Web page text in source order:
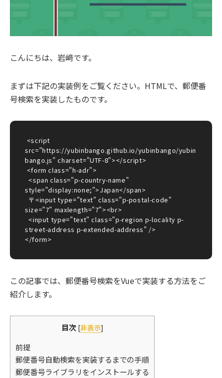
こんにちは、岩﨑です。
まずは下記の実装例をご覧ください。HTMLで、郵便番
号検索を実装したものです。
src="https://yubinbango.github.io/yubinbango/yubin
bango.js" charset="UTF-8"></script>
style="display:none;">Japan</span>
size="7" maxlength="7"><br>
street-address p-extended-address" />
</form>
この記事では、郵便番号検索をVueで実装する方法をご
紹介します。
目次 [非表示]
前提
郵便番号自動検索を実装するまでの手順
郵便番号ライブラリをインストールする